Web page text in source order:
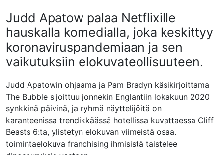
Judd Apatow palaa Netflixille
hauskalla komedialla, joka keskittyy
koronaviruspandemiaan ja sen
vaikutuksiin elokuvateollisuuteen.
Judd Apatowin ohjaama ja Pam Bradyn käsikirjoittama
The Bubble sijoittuu jonnekin Englantiin lokakuun 2020
synkkinä päivinä, ja ryhmä näyttelijöitä on
karanteenissa trendikkäässä hotellissa kuvattaessa Cliff
Beasts 6:ta, ylistetyn elokuvan viimeistä osaa.
toimintaelokuva franchising ihmisistä taistelee